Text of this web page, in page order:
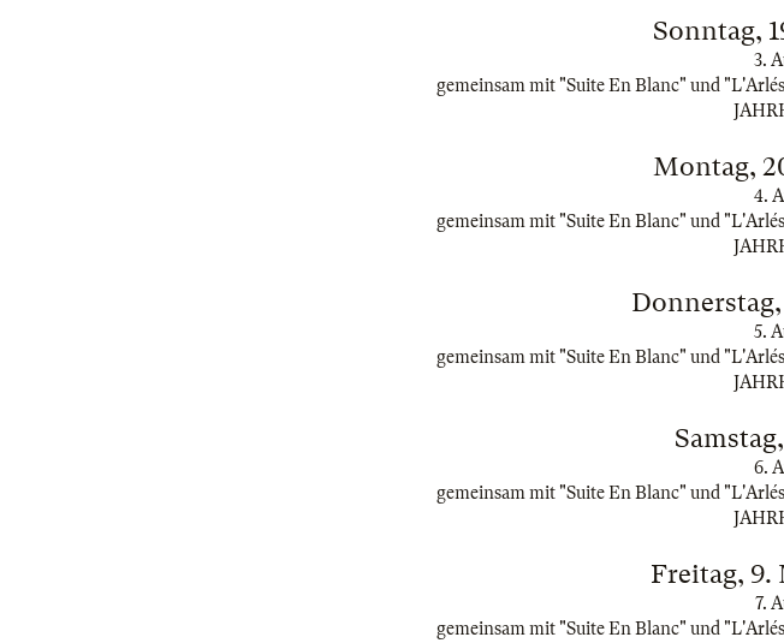
Sonntag,
3.
gemeinsam mit "Suite En Blanc" und
Montag,
4.
gemeinsam mit "Suite En Blanc" und
5.
gemeinsam mit "Suite En Blanc" und
6.
gemeinsam mit "Suite En Blanc" und
Freitag, 9.
7.
gemeinsam mit "Suite En Blanc" und